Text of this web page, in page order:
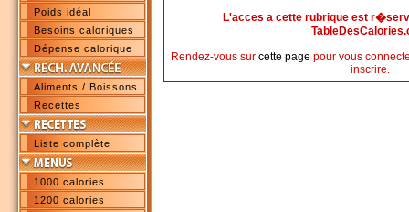
Poids idéal
Besoins caloriques
Dépense calorique
Aliments / Boissons
Recettes
Liste complète
1000 calories
1200 calories
L'acces a cette rubrique est
Rendez-vous sur cette page pour vous
inscrire.